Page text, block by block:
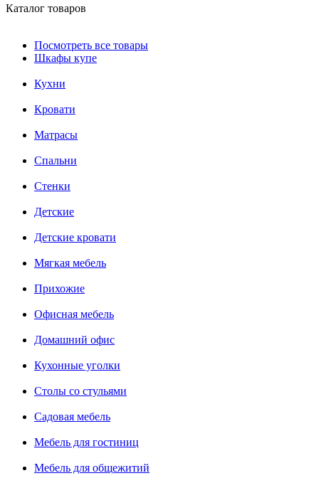
Каталог товаров
Посмотреть все товары
Шкафы купе
Кухни
Кровати
Матрасы
Cпальни
Стенки
Детские
Детские кровати
Мягкая мебель
Прихожие
Офисная мебель
Домашний офис
Кухонные уголки
Столы со стульями
Садовая мебель
Мебель для гостиниц
Мебель для общежитий